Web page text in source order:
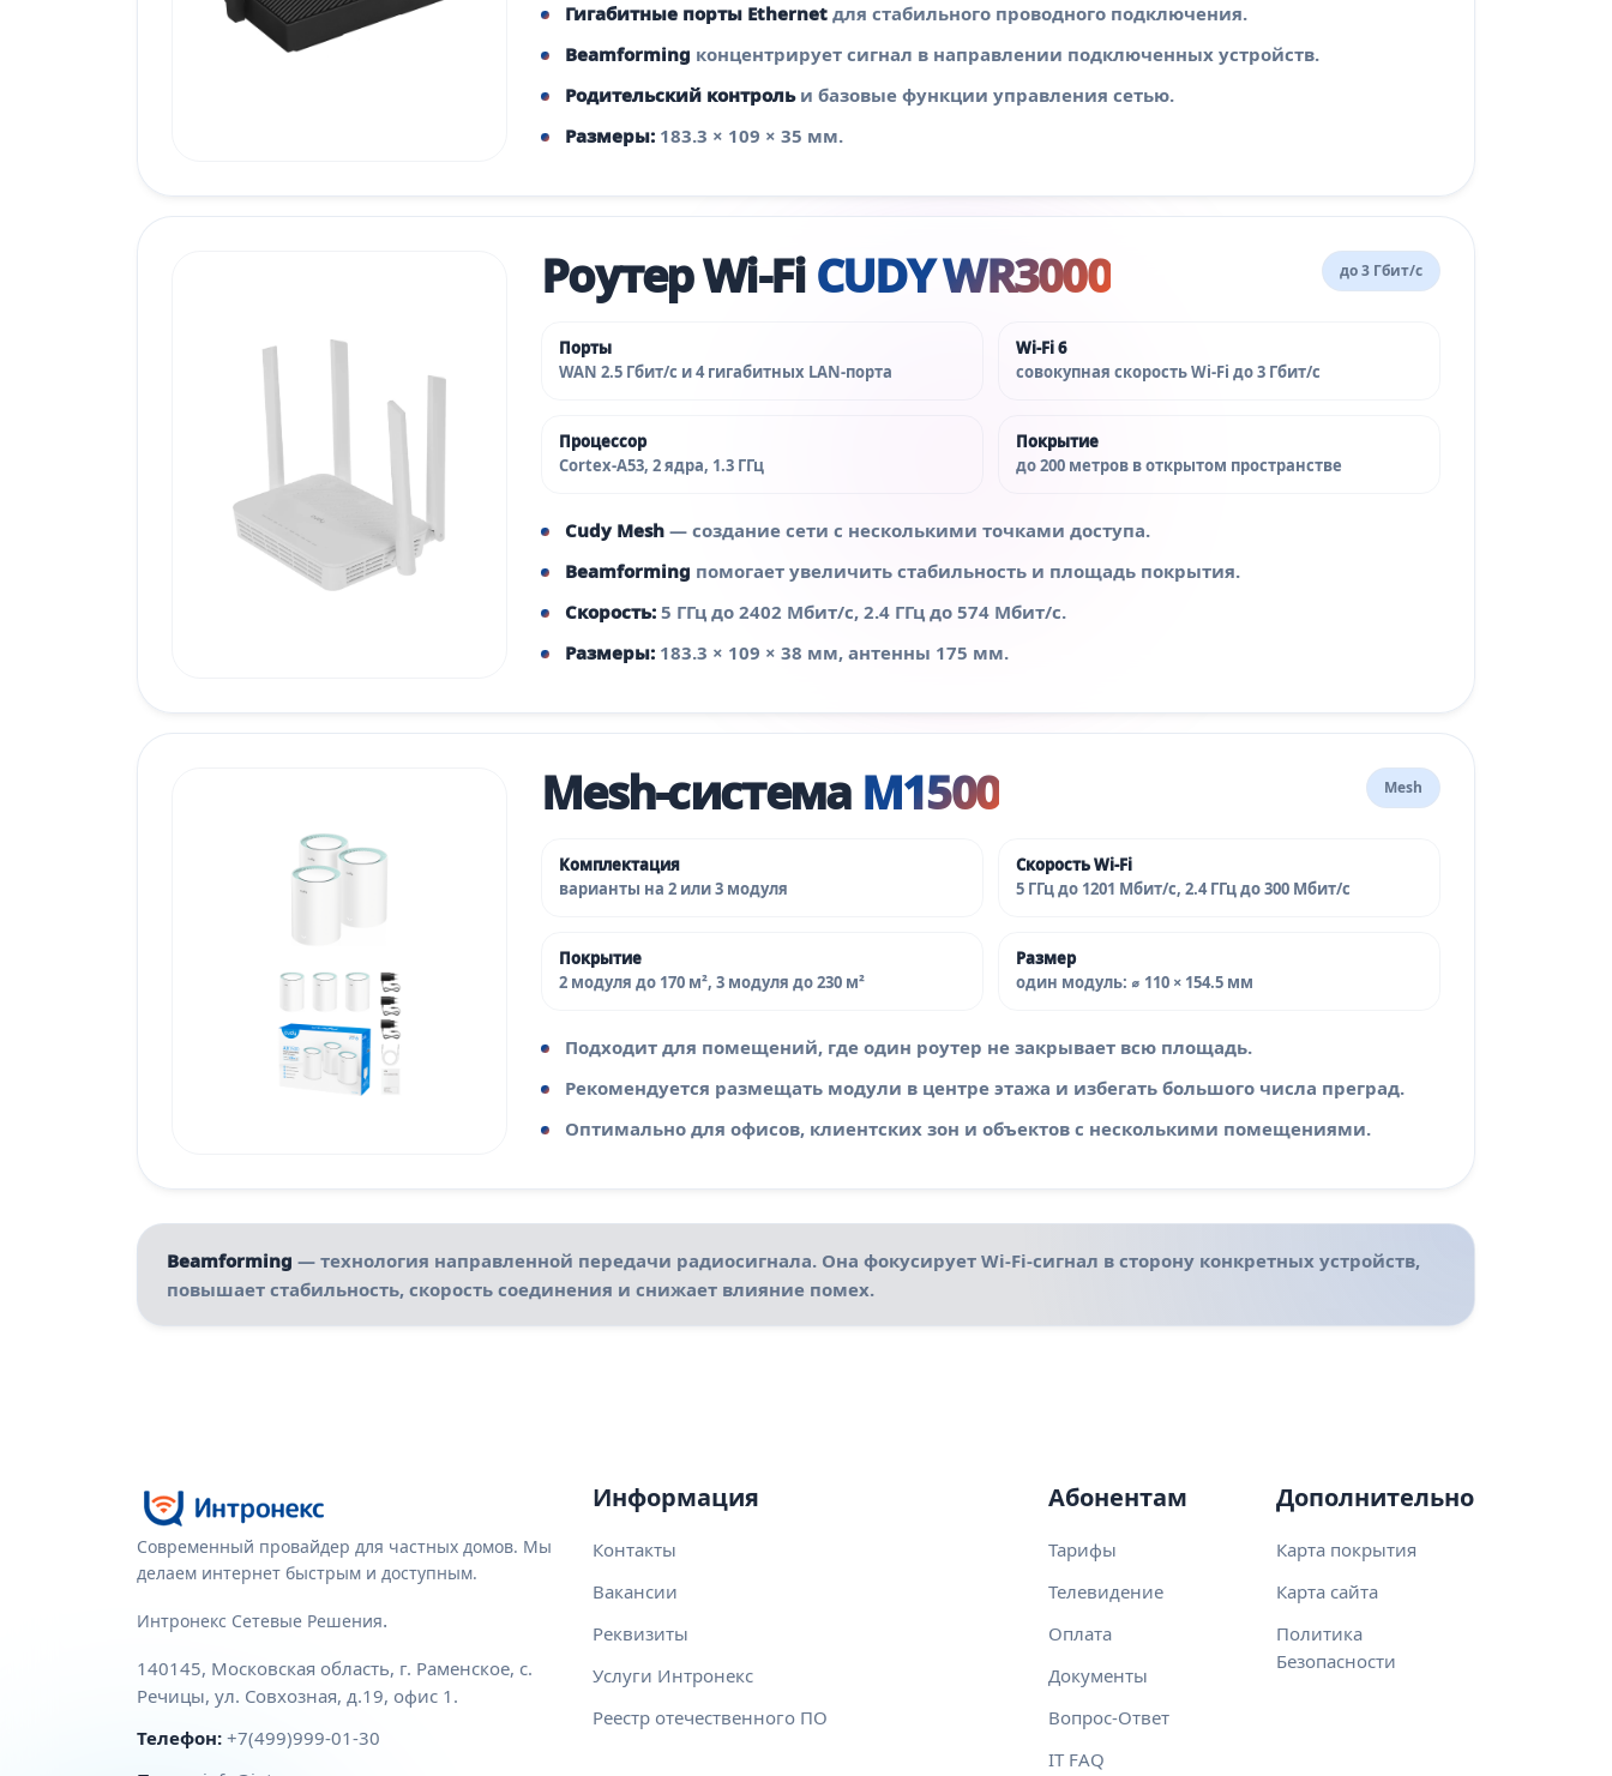
Гигабитные порты Ethernet для стабильного проводного подключения.
Beamforming концентрирует сигнал в направлении подключенных устройств.
Родительский контрольи базовые функции управления сетью.
Размеры: 183.3 × 109 × 35 мм.
Роутер Wi‑FiCUDY WR3000 до 3 Гбит/с
Порты
WAN 2.5 Гбит/с и 4 гигабитных LAN‑порта
Wi‑Fi 6
совокупная скорость Wi‑Fi до 3 Гбит/с
Процессор
Cortex‑A53, 2 ядра, 1.3 ГГц
Покрытие
до 200 метров в открытом пространстве
Cudy Mesh — создание сети с несколькими точками доступа.
Beamforming помогает увеличить стабильность и площадь покрытия.
Скорость: 5 ГГц до 2402 Мбит/с, 2.4 ГГц до 574 Мбит/с.
Размеры: 183.3 × 109 × 38 мм, антенны 175 мм.
Mesh‑система M1500 Mesh
Комплектация
варианты на 2 или 3 модуля
Скорость Wi‑Fi
5 ГГц до 1201 Мбит/с, 2.4 ГГц до 300 Мбит/с
Покрытие
2 модуля до 170 м², 3 модуля до 230 м²
Размер
один модуль: ⌀ 110 × 154.5 мм
Подходит для помещений, где один роутер не закрывает всю площадь.
Рекомендуется размещать модули в центре этажа и избегать большого числа преград.
Оптимально для офисов, клиентских зон и объектов с несколькими помещениями.
Beamforming — технология направленной передачи радиосигнала. Она фокусирует Wi‑Fi‑сигнал в сторону конкретных устройств,
повышает стабильность, скорость соединения и снижает влияние помех.
Современный провайдер для частных домов. Мы
делаем интернет быстрым и доступным.
Интронекс Сетевые Решения.
140145, Московская область, г. Раменское, с.
Речицы, ул. Совхозная, д.19, офис 1 .
Телефон: +7(499)999-01-30
Информация
Контакты
Вакансии
Реквизиты
Услуги Интронекс
Реестр отечественного ПО
Абонентам
Тарифы
Телевидение
Оплата
Документы
Вопрос-Ответ
IT FAQ
Дополнительно
Карта покрытия
Карта сайта
Политика
Безопасности